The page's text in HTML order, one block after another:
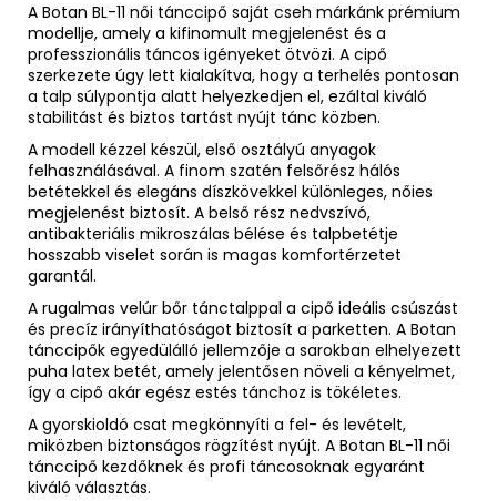
A Botan BL-11 női tánccipő saját cseh márkánk prémium
modellje, amely a kifinomult megjelenést és a
professzionális táncos igényeket ötvözi. A cipő
szerkezete úgy lett kialakítva, hogy a terhelés pontosan
a talp súlypontja alatt helyezkedjen el, ezáltal kiváló
stabilitást és biztos tartást nyújt tánc közben.
A modell kézzel készül, első osztályú anyagok
felhasználásával. A finom szatén felsőrész hálós
betétekkel és elegáns díszkövekkel különleges, nőies
megjelenést biztosít. A belső rész nedvszívó,
antibakteriális mikroszálas bélése és talpbetétje
hosszabb viselet során is magas komfortérzetet
garantál.
A rugalmas velúr bőr tánctalppal a cipő ideális csúszást
és precíz irányíthatóságot biztosít a parketten. A Botan
tánccipők egyedülálló jellemzője a sarokban elhelyezett
puha latex betét, amely jelentősen növeli a kényelmet,
így a cipő akár egész estés tánchoz is tökéletes.
A gyorskioldó csat megkönnyíti a fel- és levételt,
miközben biztonságos rögzítést nyújt. A Botan BL-11 női
tánccipő kezdőknek és profi táncosoknak egyaránt
kiváló választás.